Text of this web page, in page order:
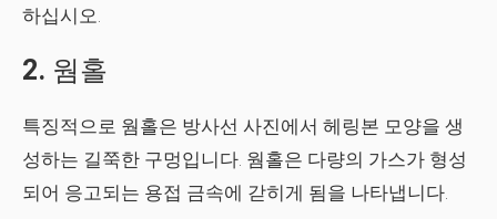
하십시오.
2. 웜홀
특징적으로 웜홀은 방사선 사진에서 헤링본 모양을 생
성하는 길쭉한 구멍입니다. 웜홀은 다량의 가스가 형성
되어 응고되는 용접 금속에 갇히게 됨을 나타냅니다.